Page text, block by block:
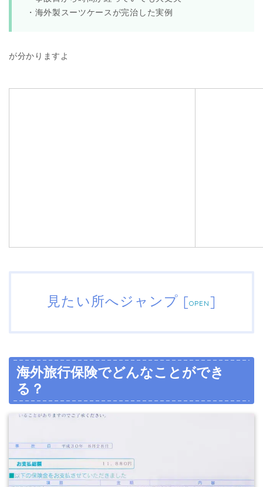
・海外製スーツケースが完治した実例
が分かりますよ
見たい所へジャンプ [OPEN ]
海外旅行保険でどんなことができ
る？